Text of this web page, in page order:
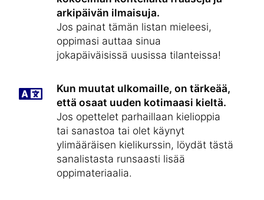
arkipäivän ilmaisuja.
Jos painat tämän listan mieleesi,
oppimasi auttaa sinua
jokapäiväisissä uusissa tilanteissa!
Kun muutat ulkomaille, on tärkeää,
että osaat uuden kotimaasi kieltä.
Jos opettelet parhaillaan kielioppia
tai sanastoa tai olet käynyt
ylimääräisen kielikurssin, löydät tästä
sanalistasta runsaasti lisää
oppimateriaalia.